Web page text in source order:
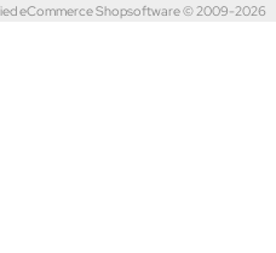
eCommerce Shopsoftware © 2009-2026